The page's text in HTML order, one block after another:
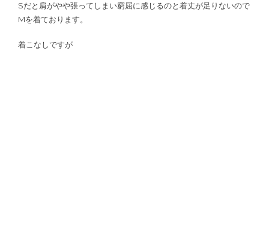
Sだと肩がやや張ってしまい窮屈に感じるのと着丈が足りないので
Mを着ております。
着こなしですが